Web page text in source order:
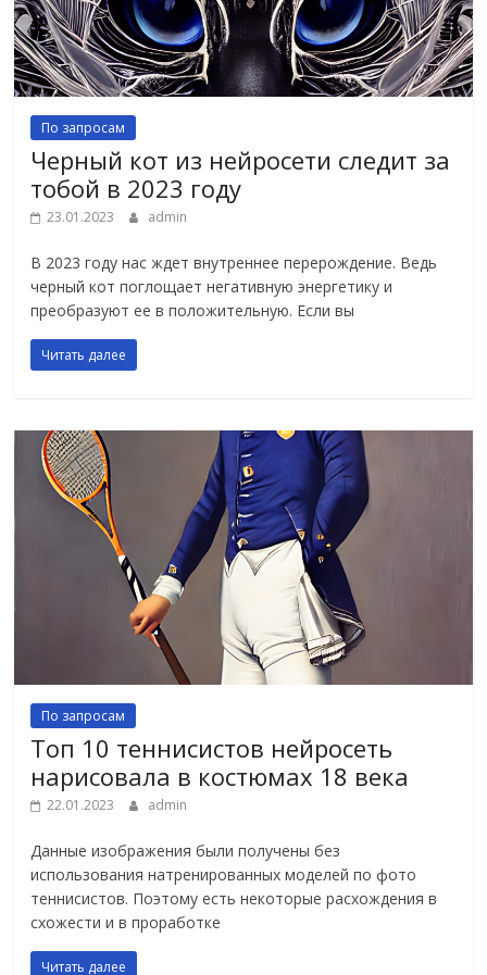
По запросам
Черный кот из нейросети следит за
тобой в 2023 году
23.01.2023 admin
В 2023 году нас ждет внутреннее перерождение. Ведь
черный кот поглощает негативную энергетику и
преобразуют ее в положительную. Если вы
Читать далее
По запросам
Топ 10 теннисистов нейросеть
нарисовала в костюмах 18 века
22.01.2023 admin
Данные изображения были получены без
использования натренированных моделей по фото
теннисистов. Поэтому есть некоторые расхождения в
схожести и в проработке
Читать далее